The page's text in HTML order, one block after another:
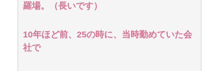
羅場。（長いです）
10年ほど前、25の時に、当時勤めていた会
社で